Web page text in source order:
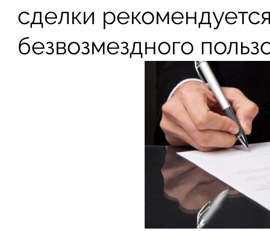
сделки
безвозмездного